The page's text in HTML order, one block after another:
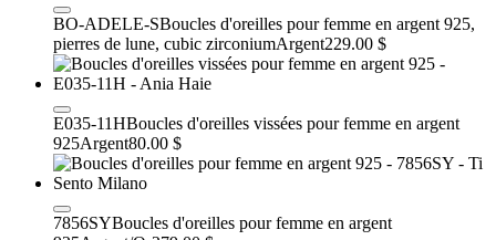
BO-ADELE-SBoucles d'oreilles pour femme en argent 925,
pierres de lune, cubic zirconiumArgent229.00 $
E035-11HBoucles d'oreilles vissées pour femme en argent
925Argent80.00 $
7856SYBoucles d'oreilles pour femme en argent